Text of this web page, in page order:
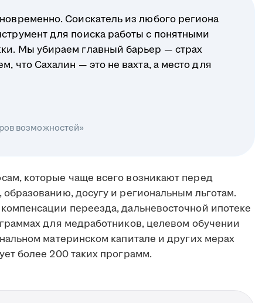
Соискатель из любого региона
для поиска работы с понятными
Мы убираем главный барьер — страх
что Сахалин — это не вахта, а место для
возможностей»
которые чаще всего возникают перед
досугу и региональным льготам.
переезда, дальневосточной ипотеке
для медработников, целевом обучении
материнском капитале и других мерах
более 200 таких программ.